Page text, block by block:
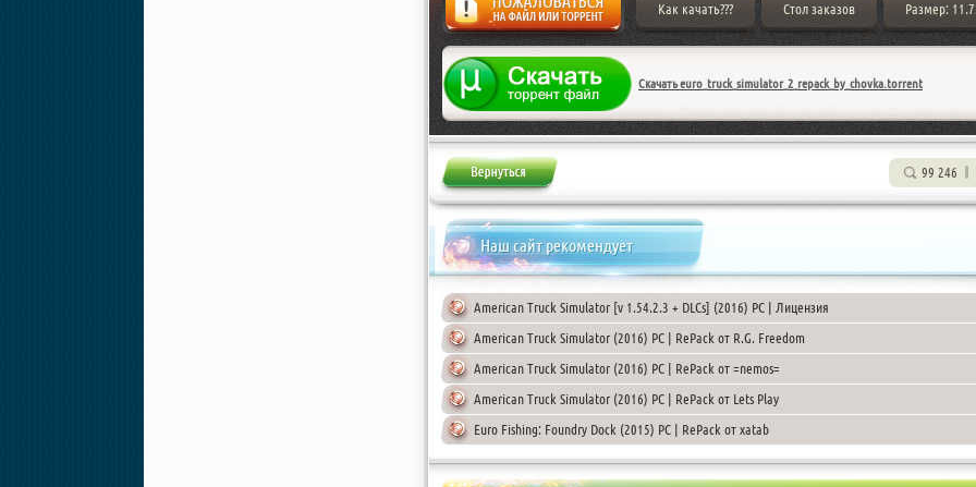
Жалоба
Как качать??? Стол заказов Размер:
Скачать euro_truck_simulator_2_repack_by_chovka.torrent
99 246
Наш сайт рекомендует
American Truck Simulator [v 1.54.2.3 + DLCs] (2016) PC | Лицензия
American Truck Simulator (2016) PC | RePack от R.G. Freedom
American Truck Simulator (2016) PC | RePack от =nemos=
American Truck Simulator (2016) PC | RePack от Lets Play
Euro Fishing: Foundry Dock (2015) PC | RePack от xatab